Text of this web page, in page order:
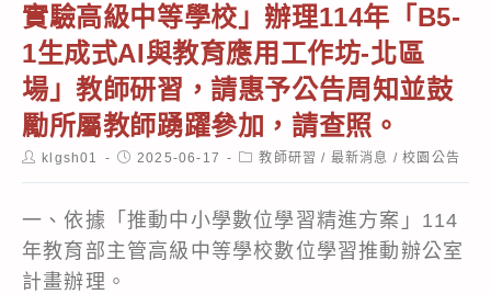
實驗高級中等學校」辦理114年「B5-
1生成式AI與教育應用工作坊-北區
場」教師研習，請惠予公告周知並鼓
勵所屬教師踴躍參加，請查照。
Postklgsh01
Post2025-06-17
Post教師研習 / 最新消息 / 校園公告
一、依據「推動中小學數位學習精進方案」114
年教育部主管高級中等學校數位學習推動辦公室
計畫辦理。